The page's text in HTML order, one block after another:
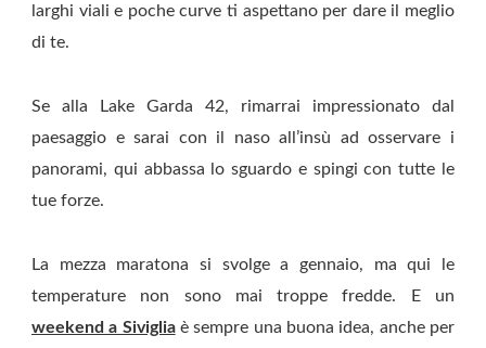
larghi viali e poche curve ti aspettano per dare il meglio
di te.
Se alla Lake Garda 42, rimarrai impressionato dal
paesaggio e sarai con il naso all’insù ad osservare i
panorami, qui abbassa lo sguardo e spingi con tutte le
tue forze.
La mezza maratona si svolge a gennaio, ma qui le
temperature non sono mai troppe fredde. E un
weekend a Sivigliaè sempre una buona idea, anche per